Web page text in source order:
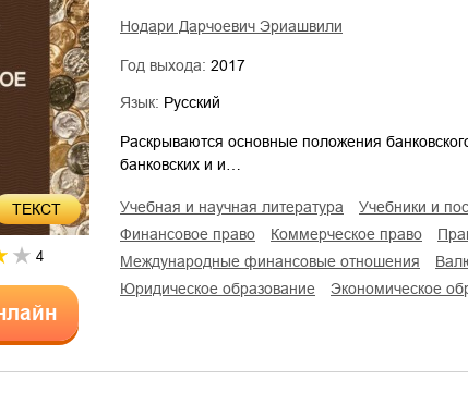
ТЕКСТ
4
Нодари Дарчоевич Эриашвили
Год выхода: 2017
Язык: Русский
Раскрываются основные положения
банковских и и…
учебная и научная литература учебники и
финансовое право
коммерческое право
международные финансовые отношения
юридическое образование
экономическое